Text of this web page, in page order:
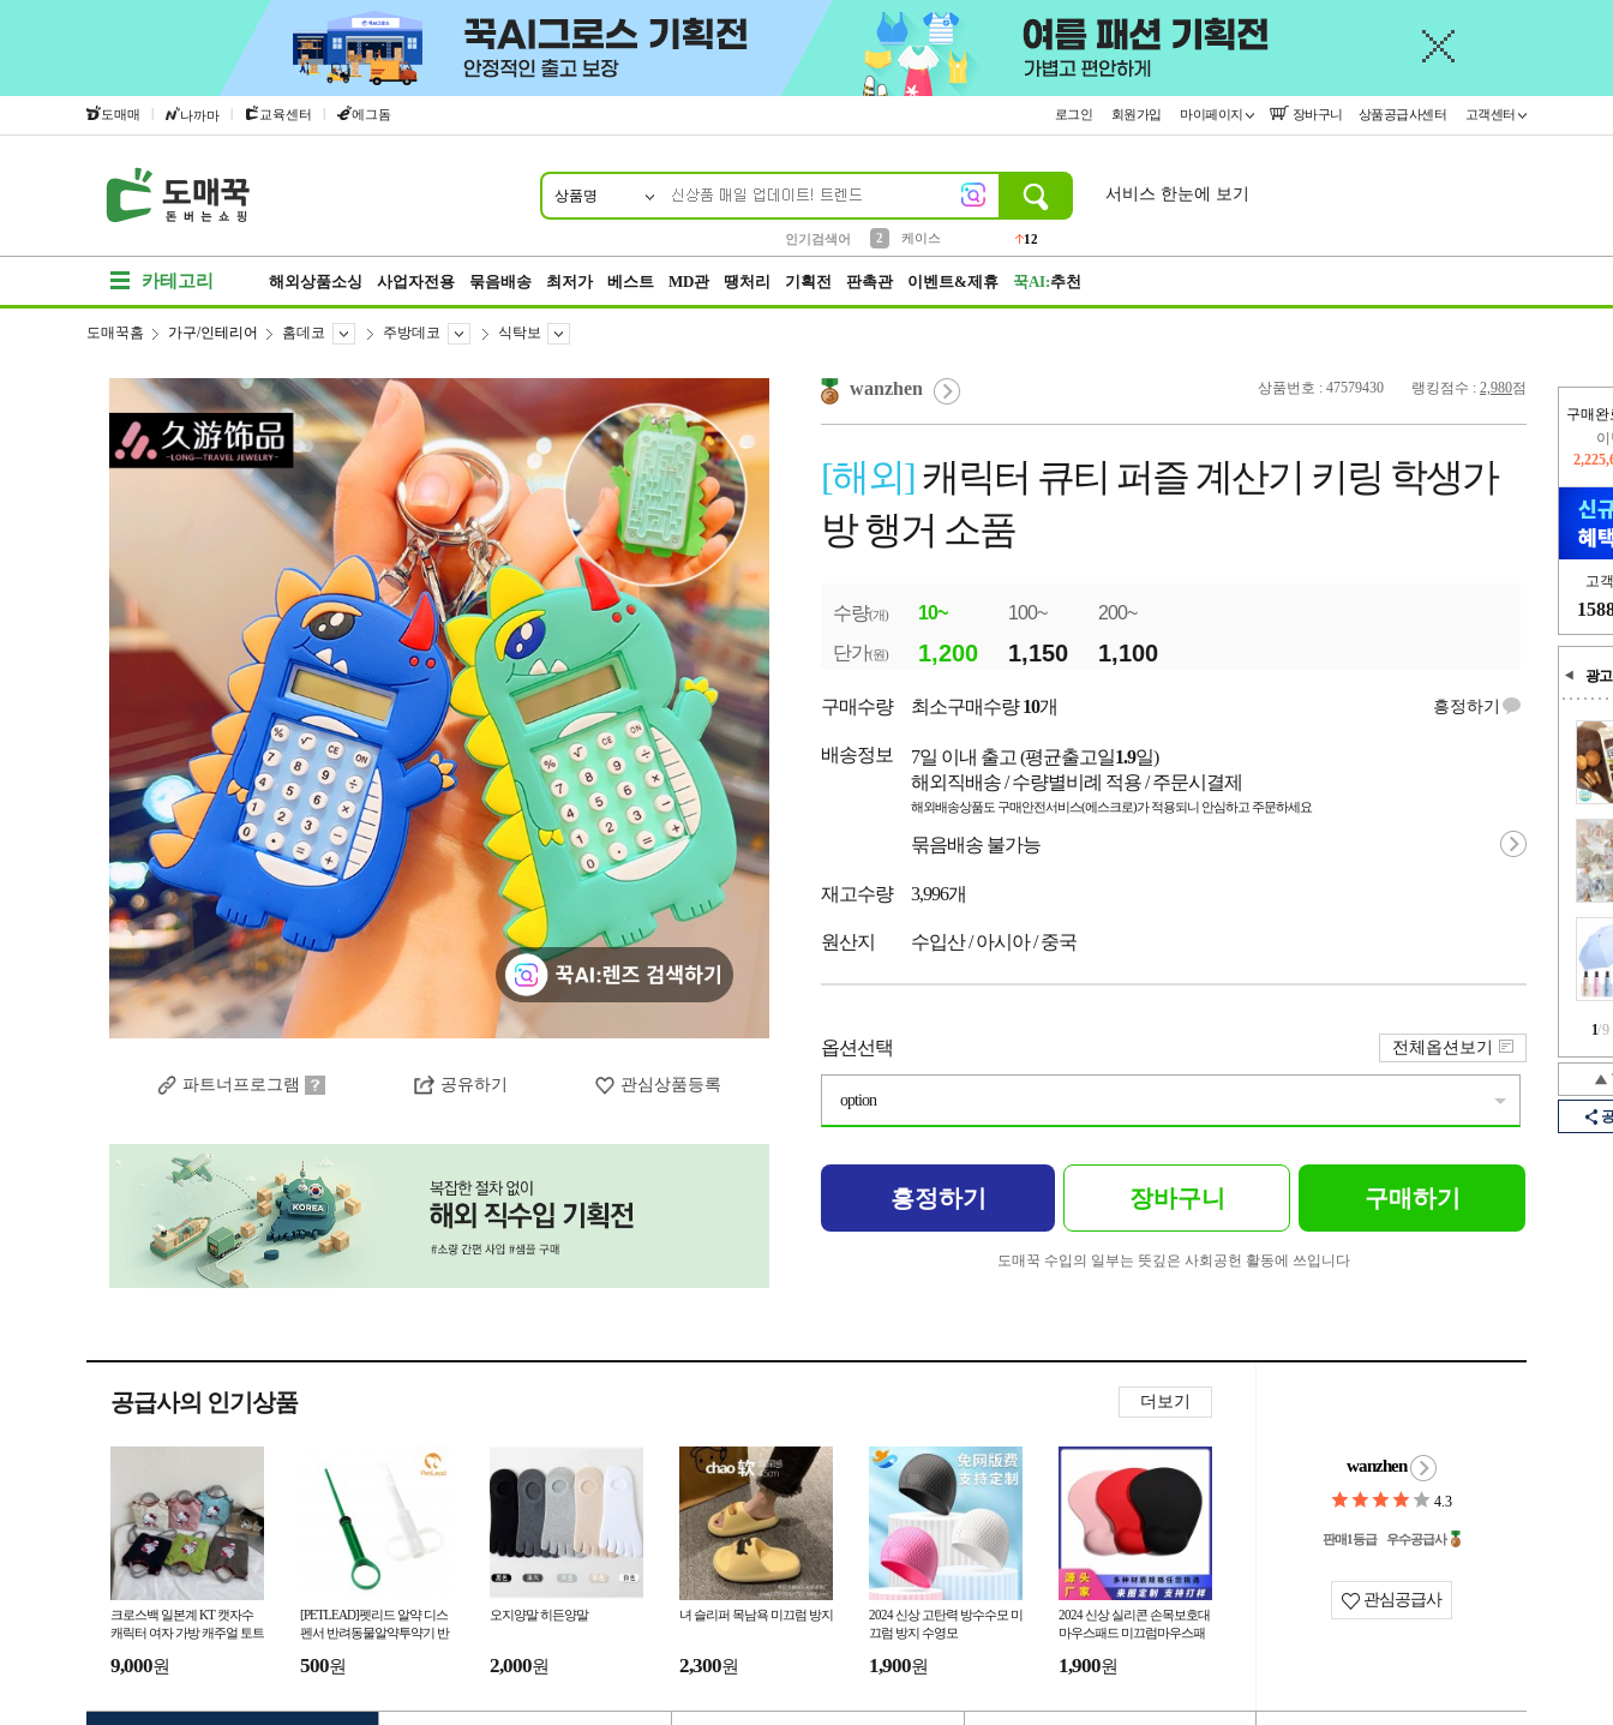
도매매 | 나까마 | 교육센터 | 에그돔 로그인 회원가입 마이페이지 장바구니 상품공급사센터 고객센터
상품명
인기검색어
2
케이스
12
서비스 한눈에 보기
카테고리 해외상품소싱 사업자전용 묶음배송 최저가 베스트 MD관 땡처리 기획전 판촉관 이벤트&제휴 꾹AI:추천
구매완
고
광고
1/9
도매꾹홈 가구/인테리어 홈데코 주방데코 식탁보
파트너프로그램 공유하기 관심상품등록
상품번호 : 47579430 랭킹점수 : 2,980점
wanzhen
[해외]캐릭터 큐티 퍼즐 계산기 키링 학생가
방 행거 소품
수량(개) 10~ 100~
200~
단가(원) 1,200 1,150 1,100
구매수량 최소구매수량10개 흥정하기
배송정보 7일 이내 출고 (평균출고일1.9일)
해외직배송 / 수량별비례 적용 / 주문시결제
해외배송상품도 구매안전서비스(에스크로)가 적용되니 안심하고 주문하세요
묶음배송 불가능
재고수량 3,996개
원산지 수입산 / 아시아 / 중국
옵션선택
option
전체옵션보기
흥정하기 장바구니 구매하기
도매꾹 수입의 일부는 뜻깊은 사회공헌 활동에 쓰입니다
공급사의 인기상품 더보기
크로스백 일본계 KT 캣자수
캐릭터 여자 가방 캐주얼 토트
9,000원
[PETLEAD]펫리드 알약 디스
펜서 반려동물알약투약기 반
콘노즐주사기 집사필수품
500원
오지양말 히든양말
2,000원
녀 슬리퍼 목남욕 미끄럼 방지
2,300원
2024 신상 고탄력 방수수모 미
끄럼 방지 수영모
1,900원
2024 신상 실리콘 손목보호대
마우스패드 미끄럼마우스패
1,900원
wanzhen
4.3
판매1등급 우수공급사
관심공급사